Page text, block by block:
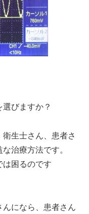
びますか？
生士さん、患者さ
治療方法です。
は困るのです
んになら、患者さん